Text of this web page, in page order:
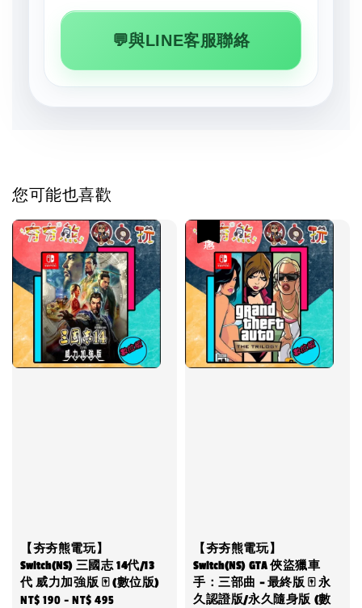
💬與LINE客服聯絡
您可能也喜歡
【夯夯熊電玩】
Switch(NS) 三國志 14代/13
代 威力加強版 🀄 (數位版)
Regular
NT$ 190 -NT$ 495
【夯夯熊電玩】
Switch(NS) GTA 俠盜獵車
手：三部曲 – 最終版 🀄 永
久認證版/永久隨身版 (數